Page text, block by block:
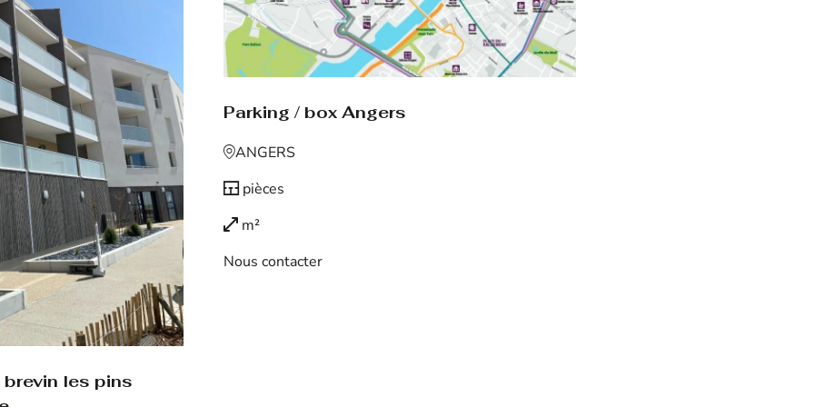
les pins
Parking / box Angers
ANGERS
pièces
m²
Nous contacter